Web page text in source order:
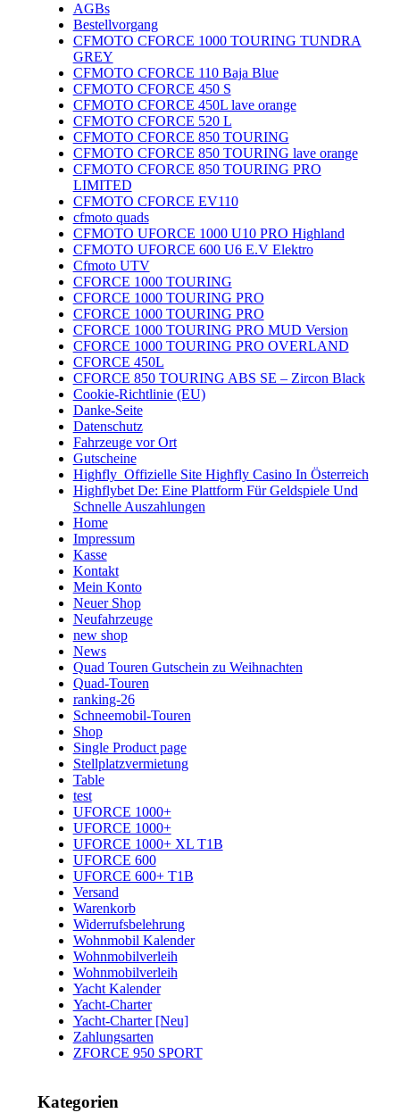
AGBs
Bestellvorgang
CFMOTO CFORCE 1000 TOURING TUNDRA
GREY
CFMOTO CFORCE 110 Baja Blue
CFMOTO CFORCE 450 S
CFMOTO CFORCE 450L lave orange
CFMOTO CFORCE 520 L
CFMOTO CFORCE 850 TOURING
CFMOTO CFORCE 850 TOURING lave orange
CFMOTO CFORCE 850 TOURING PRO
LIMITED
CFMOTO CFORCE EV110
cfmoto quads
CFMOTO UFORCE 1000 U10 PRO Highland
CFMOTO UFORCE 600 U6 E.V Elektro
Cfmoto UTV
CFORCE 1000 TOURING
CFORCE 1000 TOURING PRO
CFORCE 1000 TOURING PRO
CFORCE 1000 TOURING PRO MUD Version
CFORCE 1000 TOURING PRO OVERLAND
CFORCE 450L
CFORCE 850 TOURING ABS SE – Zircon Black
Cookie-Richtlinie (EU)
Danke-Seite
Datenschutz
Fahrzeuge vor Ort
Gutscheine
Highfly ️ Offizielle Site Highfly Casino In Österreich
Highflybet De: Eine Plattform Für Geldspiele Und
Schnelle Auszahlungen
Home
Impressum
Kasse
Kontakt
Mein Konto
Neuer Shop
Neufahrzeuge
new shop
News
Quad Touren Gutschein zu Weihnachten
Quad-Touren
ranking-26
Schneemobil-Touren
Shop
Single Product page
Stellplatzvermietung
Table
test
UFORCE 1000+
UFORCE 1000+
UFORCE 1000+ XL T1B
UFORCE 600
UFORCE 600+ T1B
Versand
Warenkorb
Widerrufsbelehrung
Wohnmobil Kalender
Wohnmobilverleih
Wohnmobilverleih
Yacht Kalender
Yacht-Charter
Yacht-Charter [Neu]
Zahlungsarten
ZFORCE 950 SPORT
Kategorien